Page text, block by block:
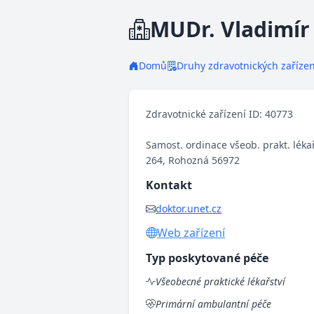
MUDr.
Domů Druhy zdravotnických
Zdravotnické zařízení ID: 40773
Samost. ordinace všeob. prakt.
264, Rohozná 56972
Kontakt
doktor.unet.cz
Web zařízení
Typ poskytované péče
Všeobecné praktické lékařství
Primární ambulantní péče